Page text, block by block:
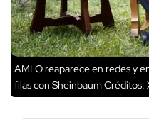
AMLO reaparece en redes y
filas con SheinbaumCréditos: